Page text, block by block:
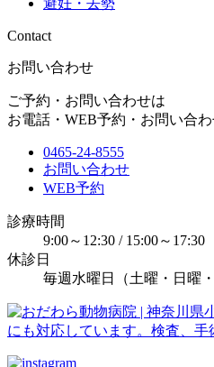
Contact
お問い合わせ
ご予約・お問い合わせは
お電話・WEB予約・お問い合
0465-24-8555
お問い合わせ
WEB予約
診療時間
9:00～12:30 / 15:00～17:30
休診日
毎週水曜日（土曜・日曜